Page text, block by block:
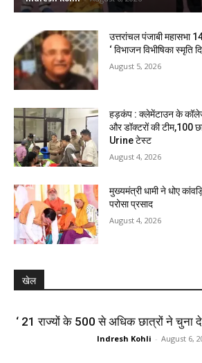
उत्तरांचल पंजाबी महासभा
‘ विभाजन विभीषिका स्मृति
August 5, 2026
हड़कंप : क्लेमेंटाउन के
और डॉक्टरों की टीम,100
Urine टेस्ट
August 4, 2026
मुख्यमंत्री धामी ने धोए
परोसा प्रसाद
August 4, 2026
खेल
‘ 21 राज्यों के 500 से अधिक छात्रों ने चुना
Indresh Kohli - August 6,